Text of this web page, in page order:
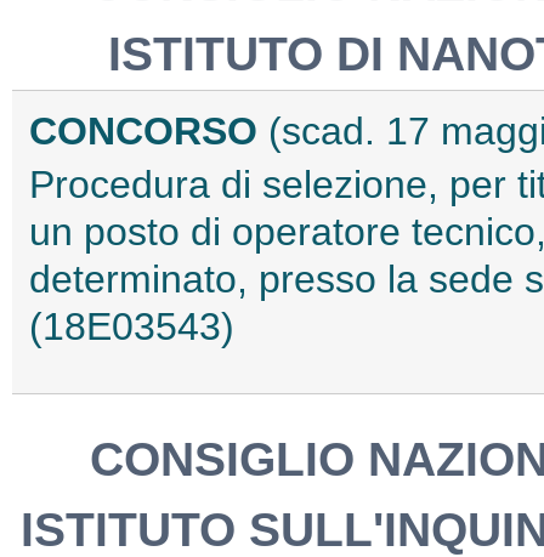
ISTITUTO DI
CONCORSO (scad. 17
Procedura di selezione, per
un posto di operatore
determinato, presso la sede
(18E03543)
CONSIGLIO
ISTITUTO